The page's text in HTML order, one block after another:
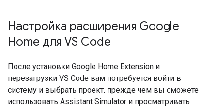
Настройка расширения Google
Home для VS Code
После установки Google Home Extension и
перезагрузки VS Code вам потребуется войти в
систему и выбрать проект, прежде чем вы сможете
использовать Assistant Simulator и просматривать